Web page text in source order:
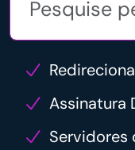
Assinatura
Servidores